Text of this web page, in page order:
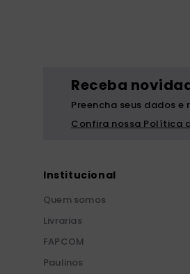
Receba
Preencha seus dados
Confira nossa Política
Institucional
Quem somos
Livrarias
FAPCOM
Paulinos